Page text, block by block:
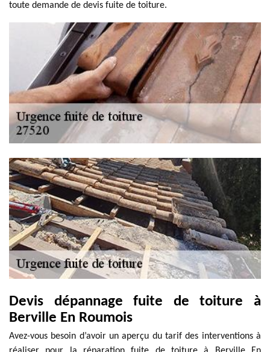
toute demande de devis fuite de toiture.
Devis dépannage fuite de toiture à
Berville En Roumois
Avez-vous besoin d’avoir un aperçu du tarif des interventions à